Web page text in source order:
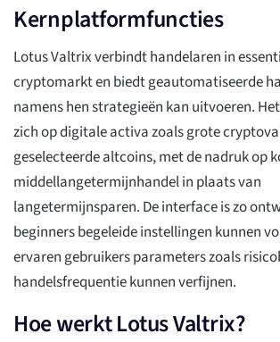
Kernplatformfuncties
Lotus Valtrix verbindt handelaren in
cryptomarkt en biedt geautomatiseerde
namens hen strategieën kan uitvoeren.
zich op digitale activa zoals grote
geselecteerde altcoins, met de nadruk op
middellangetermijnhandel in plaats van
langetermijnsparen. De interface is zo
beginners begeleide instellingen kunnen
ervaren gebruikers parameters zoals
handelsfrequentie kunnen verfijnen.
Hoe werkt Lotus Valtrix?